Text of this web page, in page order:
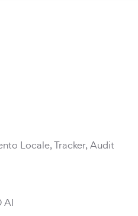
Locale, Tracker, Audit
AI